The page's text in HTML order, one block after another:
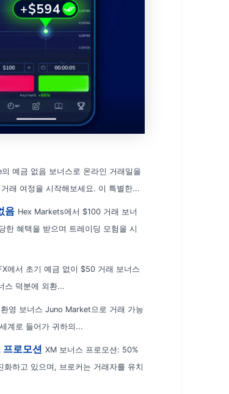
예금 없음 보너스로 온라인 거래일을
래 여정을 시작해보세요. 이 특별한...
음 Hex Markets에서 $100 거래 보너
한 혜택을 받으며 트레이딩 모험을 시
에서 초기 예금 없이 $50 거래 보너스
스 덕분에 외환...
영 보너스 Juno Market으로 거래 가능
계로 들어가 귀하의...
로모션 XM 보너스 프로모션: 50%
하고 있으며, 브로커는 거래자를 유치